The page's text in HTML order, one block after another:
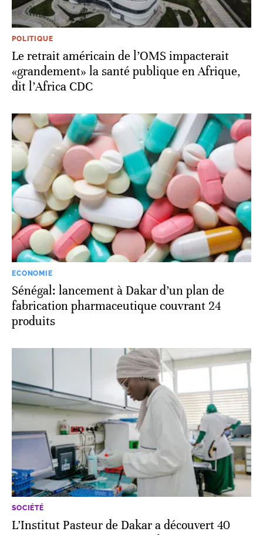
POLITIQUE
Le retrait américain de l’OMS impacterait
«grandement» la santé publique en Afrique,
dit l’Africa CDC
ECONOMIE
Sénégal: lancement à Dakar d’un plan de
fabrication pharmaceutique couvrant 24
produits
SOCIÉTÉ
L’Institut Pasteur de Dakar a découvert 40